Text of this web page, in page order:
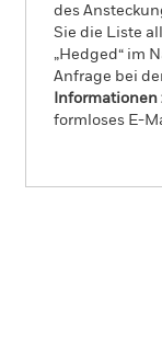
des
Sie die Liste
„Hedged“ im
Anfrage bei
Informationen
formloses E-